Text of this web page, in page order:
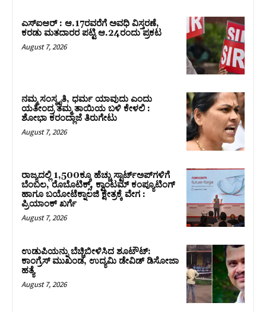
ಎಸ್‌ಐಆರ್‌ : ಆ.17ರವರೆಗೆ ಅವಧಿ ವಿಸ್ತರಣೆ,
ಕರಡು ಮತದಾರರ ಪಟ್ಟಿ ಆ.24ರಂದು ಪ್ರಕಟ
August 7, 2026
ನಮ್ಮ ಸಂಸ್ಕೃತಿ, ಧರ್ಮ ಯಾವುದು ಎಂದು
ಯತೀಂದ್ರ ತಮ್ಮ ತಾಯಿಯ ಬಳಿ ಕೇಳಲಿ :
ಶೋಭಾ ಕರಂದ್ಲಾಜೆ ತಿರುಗೇಟು
August 7, 2026
ರಾಜ್ಯದಲ್ಲಿ 1,500ಕ್ಕೂ ಹೆಚ್ಚು ಸ್ಟಾರ್ಟ್‌ಅಪ್‌ಗಳಿಗೆ
ಬೆಂಬಲ, ರೊಬೊಟಿಕ್ಸ್, ಕ್ವಾಂಟಮ್ ಕಂಪ್ಯೂಟಿಂಗ್
ಹಾಗೂ ಬಯೋಟೆಕ್ನಾಲಜಿ ಕ್ಷೇತ್ರಕ್ಕೆ ವೇಗ :
ಪ್ರಿಯಾಂಕ್‌ ಖರ್ಗೆ
August 7, 2026
ಉಡುಪಿಯನ್ನು ಬೆಚ್ಚಿಬೀಳಿಸಿದ ಶೂಟೌಟ್‌:
ಕಾಂಗ್ರೆಸ್‌ ಮುಖಂಡ, ಉದ್ಯಮಿ ಡೇವಿಡ್ ಡಿಸೋಜಾ
ಹತ್ಯೆ
August 7, 2026